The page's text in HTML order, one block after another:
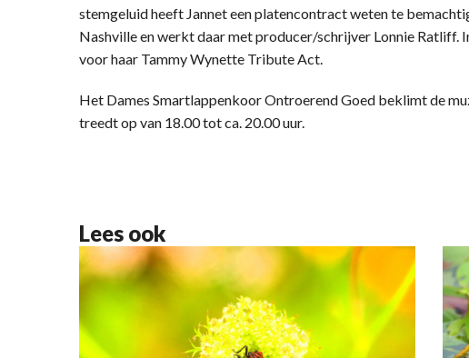
stemgeluid heeft Jannet een platencontract weten te
Nashville en werkt daar met producer/schrijver Lonnie Ratliff.
voor haar Tammy Wynette Tribute Act.
Het Dames Smartlappenkoor Ontroerend Goed beklimt de
treedt op van 18.00 tot ca. 20.00 uur.
Lees ook